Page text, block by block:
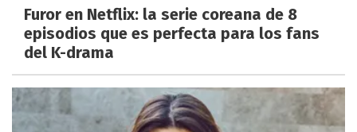
Furor en Netflix: la serie coreana de 8
episodios que es perfecta para los fans
del K-drama